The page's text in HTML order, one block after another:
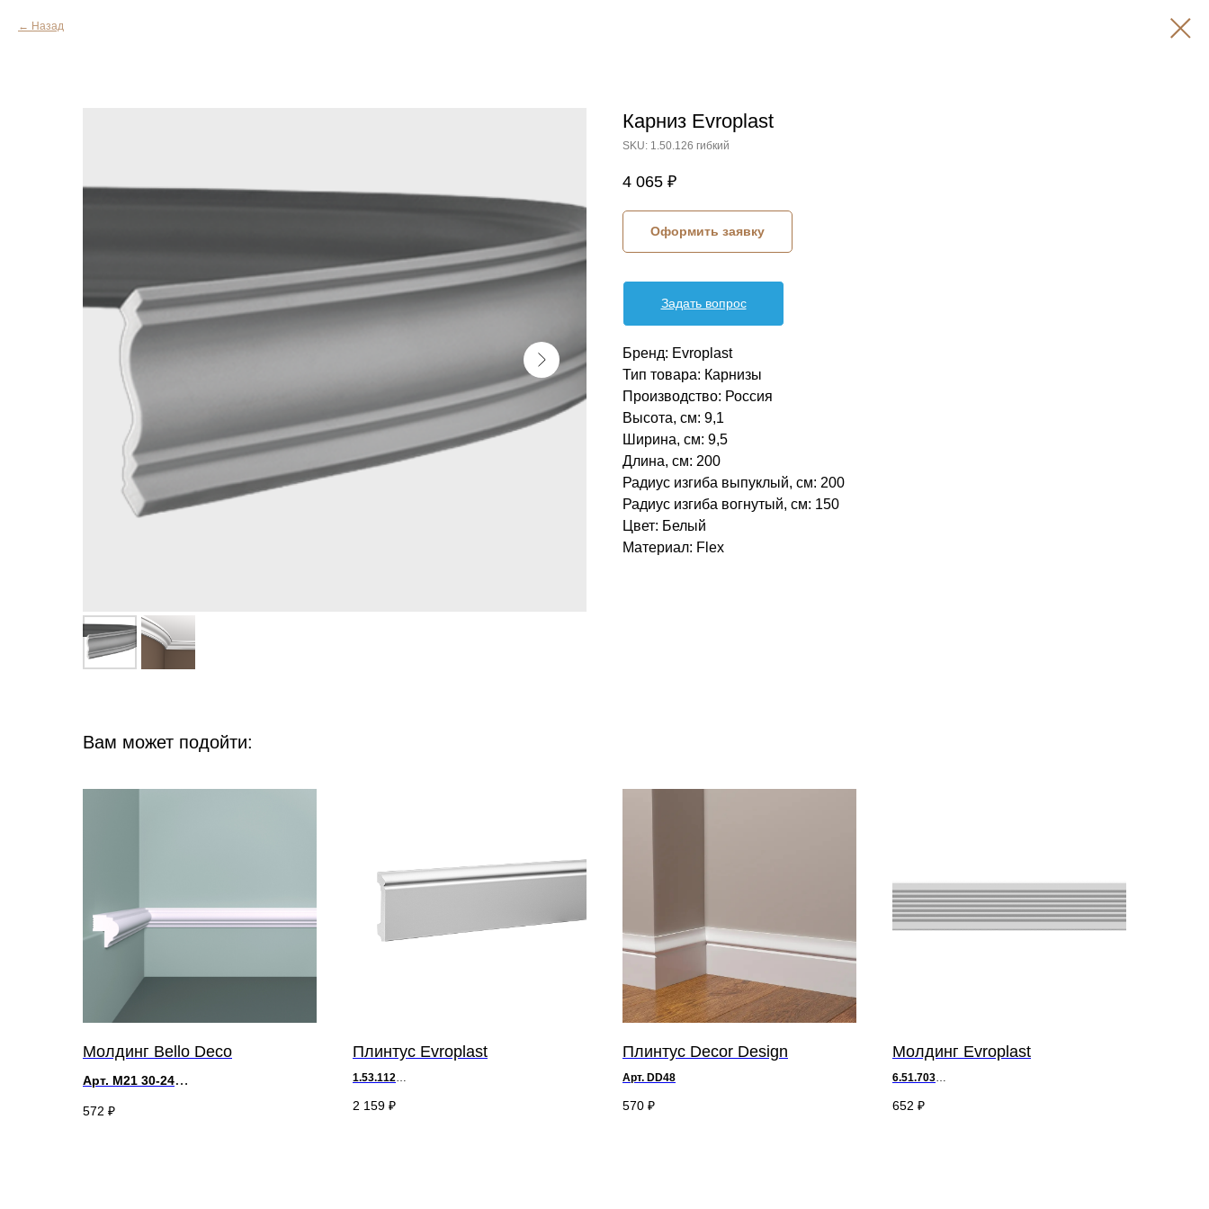
Назад
Карниз Evroplast
SKU: 1.50.126 гибкий
4 065 ₽
Оформить заявку
Задать вопрос
Бренд: Evroplast
Тип товара: Карнизы
Производство: Россия
Высота, см: 9,1
Ширина, см: 9,5
Длина, см: 200
Радиус изгиба выпуклый, см: 200
Радиус изгиба вогнутый, см: 150
Цвет: Белый
Материал: Flex
Вам может подойти:
Молдинг Bello Deco
Арт. М21 30-24
572 ₽
Плинтус Evroplast
1.53.112
2 159 ₽
Плинтус Decor Design
Арт. DD48
570 ₽
Молдинг Evroplast
6.51.703
652 ₽